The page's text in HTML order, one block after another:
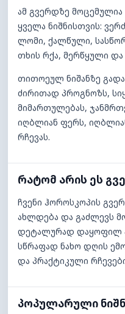
ამ გვერდზე
ყველა ნიშნისთვის:
ლომი, ქალწული,
თხის რქა, მერწყული და
თითოეულ ნიშანზე
ძირითად პროგნოზს,
მიმართულებას,
იღბლიან ფერს,
რჩევას.
რატომ არის ეს
ჩვენი ჰოროსკოპის
ახლდება და გაძლევს
დეტალურად დაყოფილ
სწრაფად ნახო დღის
და პრაქტიკული
პოპულარული